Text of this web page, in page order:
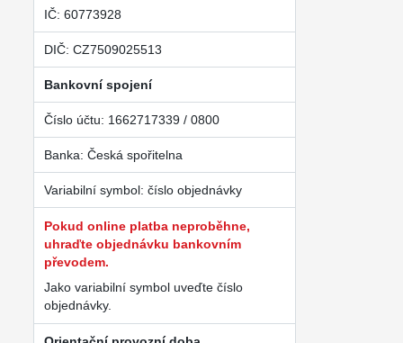
IČ: 60773928
DIČ: CZ7509025513
Bankovní spojení
Číslo účtu: 1662717339 / 0800
Banka: Česká spořitelna
Variabilní symbol: číslo objednávky
Pokud online platba neproběhne,
uhraďte objednávku bankovním
převodem.
Jako variabilní symbol uveďte číslo
objednávky.